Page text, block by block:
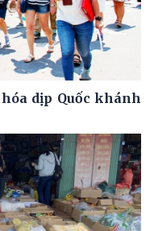
dịp Quốc khánh